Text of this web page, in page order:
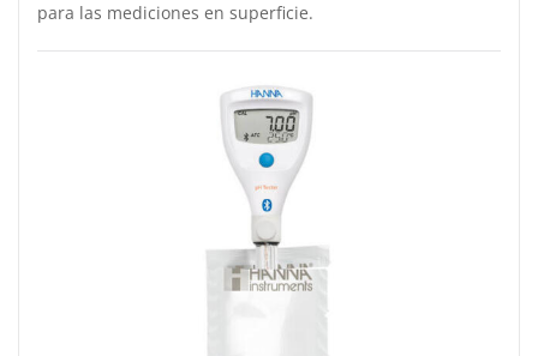
para las mediciones en superficie.